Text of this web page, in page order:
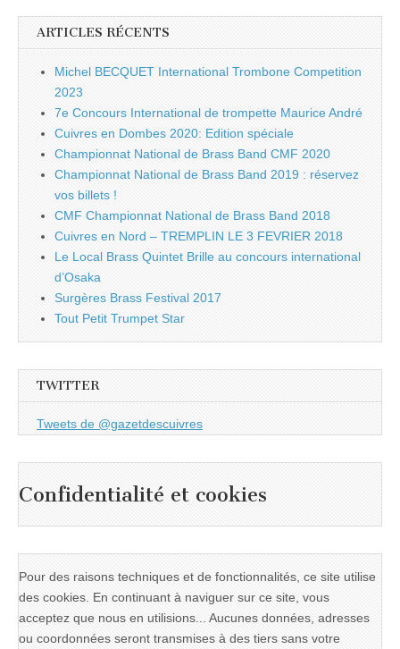
ARTICLES RÉCENTS
Michel BECQUET International Trombone Competition
2023
7e Concours International de trompette Maurice André
Cuivres en Dombes 2020: Edition spéciale
Championnat National de Brass Band CMF 2020
Championnat National de Brass Band 2019 : réservez
vos billets !
CMF Championnat National de Brass Band 2018
Cuivres en Nord – TREMPLIN LE 3 FEVRIER 2018
Le Local Brass Quintet Brille au concours international
d’Osaka
Surgères Brass Festival 2017
Tout Petit Trumpet Star
TWITTER
Tweets de @gazetdescuivres
Confidentialité et cookies
Pour des raisons techniques et de fonctionnalités, ce site utilise
des cookies. En continuant à naviguer sur ce site, vous
acceptez que nous en utilisions... Aucunes données, adresses
ou coordonnées seront transmises à des tiers sans votre